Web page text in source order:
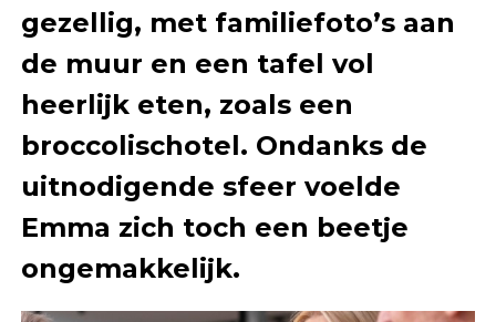
gezellig, met familiefoto’s aan
de muur en een tafel vol
heerlijk eten, zoals een
broccolischotel. Ondanks de
uitnodigende sfeer voelde
Emma zich toch een beetje
ongemakkelijk.